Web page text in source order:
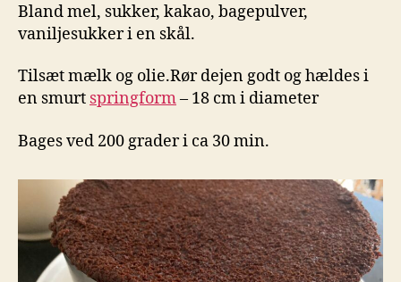
Bland mel, sukker, kakao, bagepulver,
vaniljesukker i en skål.
Tilsæt mælk og olie.Rør dejen godt og hældes i
en smurt springform– 18 cm i diameter
Bages ved 200 grader i ca 30 min.